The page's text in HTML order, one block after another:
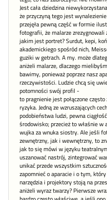
Jest cała dziedzina
że przyczyną tego jest
przejęła pewną część w formie
fotografii, że malarze
jakim jest portret? Surdut, kepi,
akademickiego spośród nich,
guziki w getrach. A my. może
aniżeli malarze, dlaczego
bawimy, ponieważ poprzez nasz
rzeczywistości. Ludzie chcą się
potomności swój profil -
to pragnienie jest połączone
ryzyka. Jedną ze wzruszających
podobieństwa ludzi, pewna
środowisko; przecież to właśnie w
wujka za wnuka siostry. Ale jeśli
zewnętrzny, jak i wewnętrzny, to
jak to się mówi w języku
uszanować nastrój, zintegrować
unikać przede wszystkim
zapomnieć o aparacie i o tym,
narzędzia i projektory stoją na
aniżeli wyraz twarzy? Pierwsze